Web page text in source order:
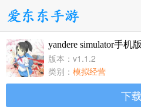
手游分类
卡牌回合
1百+款
yandere simulator手机版
版本：v1.1.2
类别： 模拟经营
下载